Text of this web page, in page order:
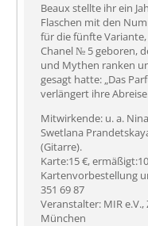
Beaux stellte ihr ein
Flaschen mit den
für die fünfte
Chanel № 5 geboren,
und Mythen ranken
gesagt hatte: „Das
verlängert ihre
Mitwirkende: u. a.
Swetlana
(Gitarre).
Karte:15 €,
Kartenvorbestellung
351 69 87
Veranstalter: MIR
München